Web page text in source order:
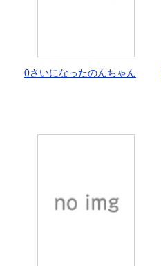
0さいになったのんちゃん